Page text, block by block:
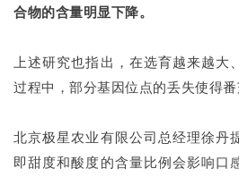
合物的含量明显下降。
上述研究也指出，在选育越来越大
过程中，部分基因位点的丢失使得番
北京极星农业有限公司总经理徐丹
即甜度和酸度的含量比例会影响口